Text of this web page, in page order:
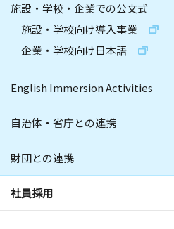
施設・学校・企業での公文式
施設・学校向け導入事業
企業・学校向け日本語
English Immersion Activities
自治体・省庁との連携
財団との連携
社員採用